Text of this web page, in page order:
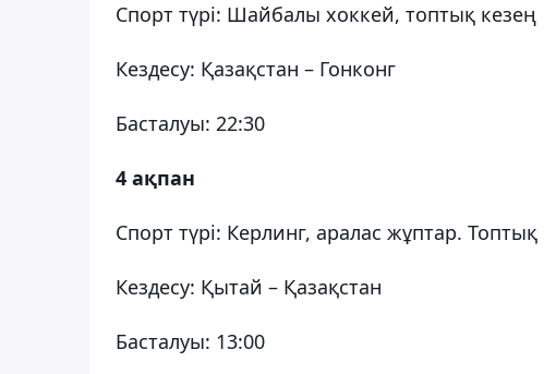
Спорт түрі: Шайбалы хоккей, топтық кезең
Кездесу: Қазақстан – Гонконг
Басталуы: 22:30
4 ақпан
Спорт түрі: Керлинг, аралас жұптар. Топтық
Кездесу: Қытай – Қазақстан
Басталуы: 13:00